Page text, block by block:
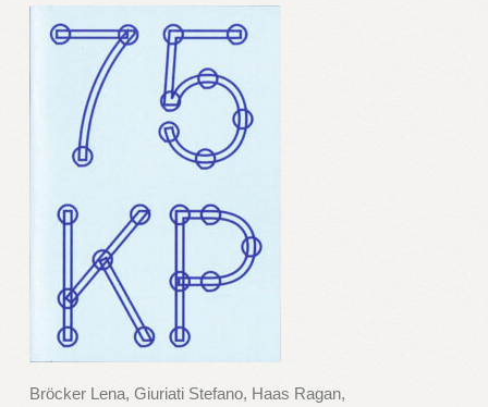
Bröcker Lena, Giuriati Stefano, Haas Ragan,